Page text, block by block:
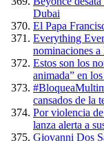
Dubai
El Papa
Everything
nominaciones a
Estos son los
animada” en
cansados de la
Por violencia
lanza alerta a
Giovanni Dos